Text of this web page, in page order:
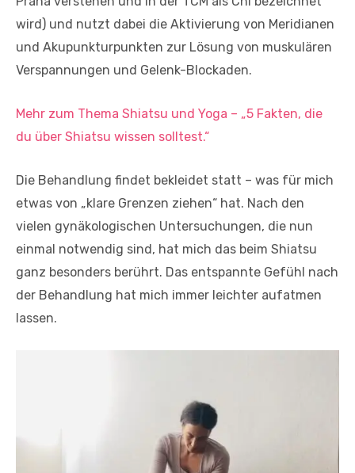
wird) und nutzt dabei die Aktivierung von Meridianen
und Akupunkturpunkten zur Lösung von muskulären
Verspannungen und Gelenk-Blockaden.
Mehr zum Thema Shiatsu und Yoga – „5 Fakten, die
du über Shiatsu wissen solltest.“
Die Behandlung findet bekleidet statt – was für mich
etwas von „klare Grenzen ziehen“ hat. Nach den
vielen gynäkologischen Untersuchungen, die nun
einmal notwendig sind, hat mich das beim Shiatsu
ganz besonders berührt. Das entspannte Gefühl nach
der Behandlung hat mich immer leichter aufatmen
lassen.